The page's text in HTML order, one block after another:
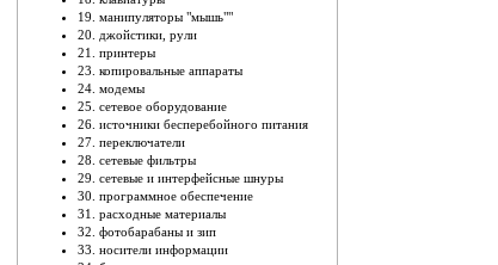
19. манипуляторы "мышь""
20. джойстики, рули
21. принтеры
23. копировальные аппараты
24. модемы
25. сетевое оборудование
26. источники бесперебойного питания
27. переключатели
28. сетевые фильтры
29. сетевые и интерфейсные шнуры
30. программное обеспечение
31. расходные материалы
32. фотобарабаны и зип
33. носители информации